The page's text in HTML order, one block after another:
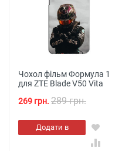
Чохол фільм Формула 1
для ZTE Blade V50 Vita
269 грн. 289 грн.
Додати в
кошик